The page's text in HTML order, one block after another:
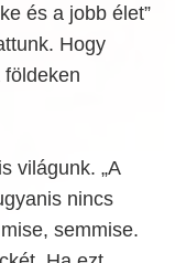
és a jobb élet”
Hogy
földeken
világunk. „A
nincs
semmise.